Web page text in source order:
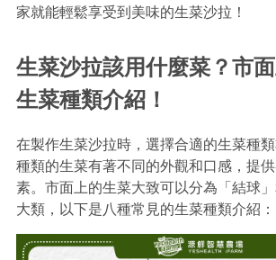
家就能輕鬆享受到美味的生菜沙拉！
生菜沙拉該用什麼菜？市
生菜種類介紹！
在製作生菜沙拉時，選擇合適的生菜種
種類的生菜有著不同的外觀和口感，提
素。市面上的生菜大致可以分為「結球
大類，以下是八種常見的生菜種類介紹：